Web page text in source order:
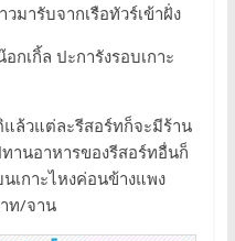
มารับจากเรือทัวร์เข้าฝั่ง
กเกิ้ล ปะการังรอบเกาะ
ล้วแต่ละรีสอร์ทก็จะมีร้าน
านอาหารของรีสอร์ทอื่นก็
เกาะไหงค่อนข้างแพง
ท/จาน